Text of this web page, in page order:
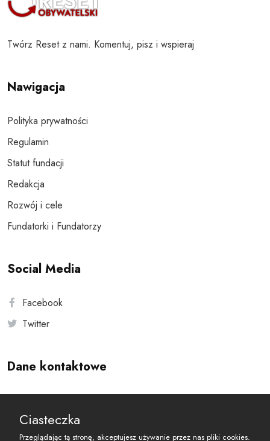
Twórz Reset z nami. Komentuj, pisz i wspieraj
Nawigacja
Polityka prywatności
Regulamin
Statut fundacji
Redakcja
Rozwój i cele
Fundatorki i Fundatorzy
Social Media
Facebook
Twitter
Dane kontaktowe
reset@resetobywatelski.pl
Ciasteczka
Przeglądając tą stronę, akceptujesz używanie przez nas pliki cookies.